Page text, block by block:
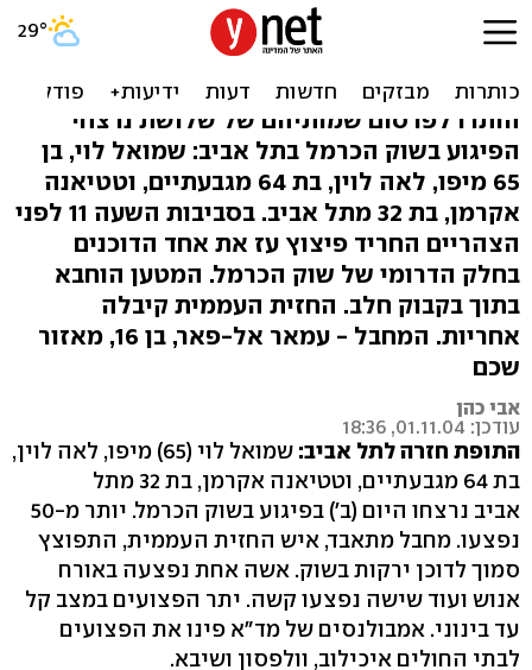
2 נשים וגבר נרצחו בפיגוע
בשוק הכרמל בת"א
הותרו לפרסום שמותיהם של שלושת נרצחי
הפיגוע בשוק הכרמל בתל אביב: שמואל לוי, בן
65 מיפו, לאה לוין, בת 64 מגבעתיים, וטטיאנה
אקרמן, בת 32 מתל אביב. בסביבות השעה 11 לפני
הצהריים החריד פיצוץ עז את אחד הדוכנים
בחלק הדרומי של שוק הכרמל. המטען הוחבא
בתוך בקבוק חלב. החזית העממית קיבלה
אחריות. המחבל - עמאר אל-פאר, בן 16, מאזור
שכם
אבי כהן
עודכן: 01.11.04, 18:36
התופת חזרה לתל אביב:
שמואל לוי (65) מיפו, לאה לוין,
בת 64 מגבעתיים, וטטיאנה אקרמן, בת 32 מתל
אביב נרצחו היום (ב') בפיגוע בשוק הכרמל. יותר מ-50
נפצעו. מחבל מתאבד, איש החזית העממית, התפוצץ
סמוך לדוכן ירקות בשוק. אשה אחת נפצעה באורח
אנוש ועוד שישה נפצעו קשה. יתר הפצועים במצב קל
עד בינוני. אמבולנסים של מד"א פינו את הפצועים
לבתי החולים איכילוב, וולפסון ושיבא.